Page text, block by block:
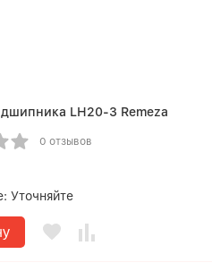
LH20-3 Remeza
0 отзывов
Уточняйте